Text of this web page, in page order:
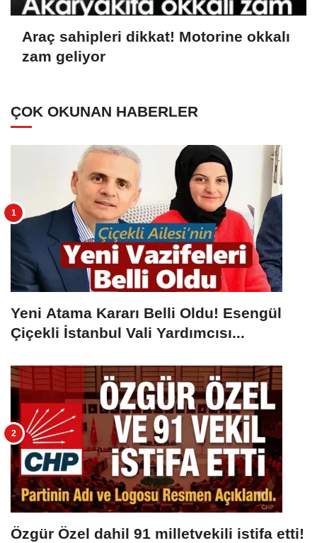
Araç sahipleri dikkat! Motorine okkalı
zam geliyor
ÇOK OKUNAN HABERLER
Yeni Atama Kararı Belli Oldu! Esengül
Çiçekli İstanbul Vali Yardımcısı...
Özgür Özel dahil 91 milletvekili istifa etti!